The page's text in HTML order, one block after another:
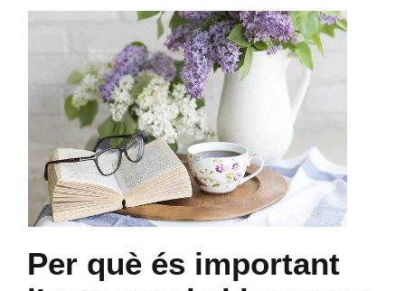
Per què és important